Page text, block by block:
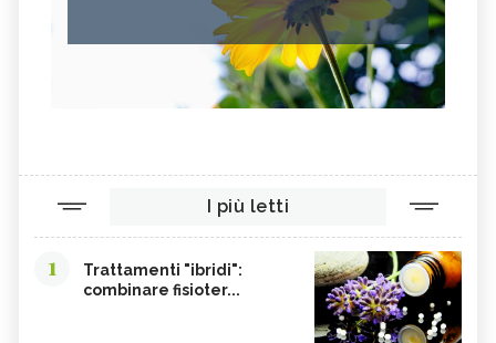
I più letti
1
Trattamenti "ibridi":
combinare fisioter...